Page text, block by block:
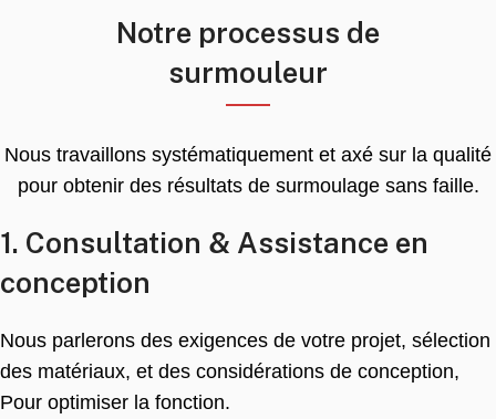
Notre processus de
surmouleur
Nous travaillons systématiquement et axé sur la qualité
pour obtenir des résultats de surmoulage sans faille.
1. Consultation & Assistance en
conception
Nous parlerons des exigences de votre projet, sélection
des matériaux, et des considérations de conception,
Pour optimiser la fonction.